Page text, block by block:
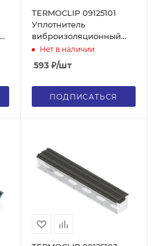
TERMOCLIP 09125101
Уплотнитель
виброизоляционный
(виброгасящий
вкладыш) 17,2x6,2x27,9,
мм
Нет в наличии
593₽/шт
ПОДПИСАТЬСЯ